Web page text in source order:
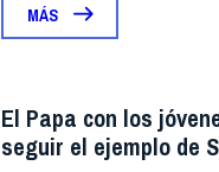
MÁS
El Papa con los
seguir el ejemplo de